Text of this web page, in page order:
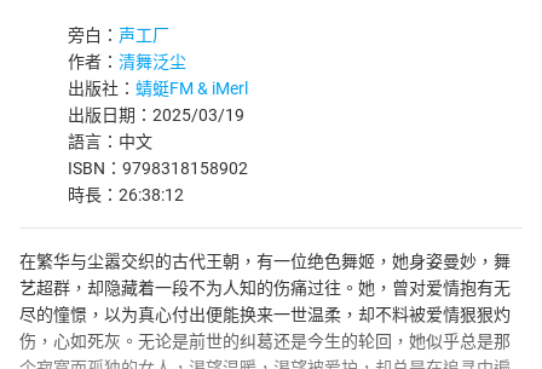
旁白： 声工厂
作者： 清舞泛尘
出版社： 蜻蜓FM & iMerl
出版日期：2025/03/19
語言：中文
ISBN：9798318158902
時長：26:38:12
在繁华与尘嚣交织的古代王朝，有一位绝色舞姬，她身姿曼妙，舞
艺超群，却隐藏着一段不为人知的伤痛过往。她，曾对爱情抱有无
尽的憧憬，以为真心付出便能换来一世温柔，却不料被爱情狠狠灼
伤，心如死灰。无论是前世的纠葛还是今生的轮回，她似乎总是那